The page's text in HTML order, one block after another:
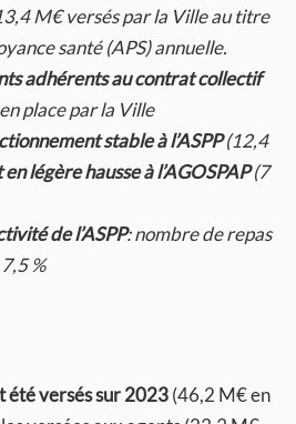
M€ versés par la Ville au titre
santé (APS) annuelle.
adhérents au contrat collectif
place par la Ville
stable à l’ASPP(12,4
en légère hausse à l’AGOSPAP(7
de l’ASPP: nombre de repas
%
été versés sur 2023(46,2 M€ en